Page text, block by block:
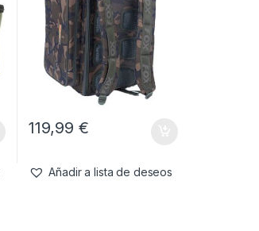
119,99 €
Añadir a lista de deseos